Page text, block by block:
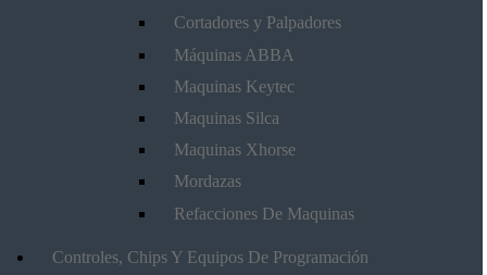
Cortadores y Palpadores
Máquinas ABBA
Maquinas Keytec
Maquinas Silca
Maquinas Xhorse
Mordazas
Refacciones De Maquinas
Controles, Chips Y Equipos De Programación